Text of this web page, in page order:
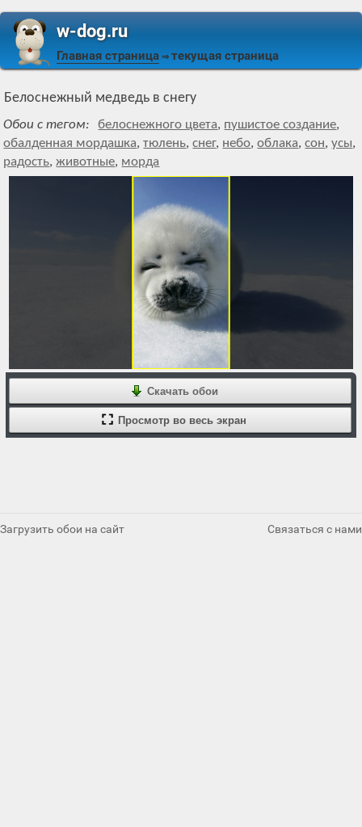
w-dog.ru
Главная страница ⇒ текущая страница
Белоснежный медведь в снегу
Обои с тегом: белоснежного цвета, пушистое создание,
обалденная мордашка,тюлень,снег, небо,облака,сон,усы,
радость,животные, морда
Скачать обои
Просмотр во весь экран
Загрузить обои на сайт Связаться с нами